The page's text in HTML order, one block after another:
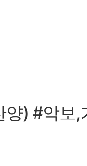
양) #악보,